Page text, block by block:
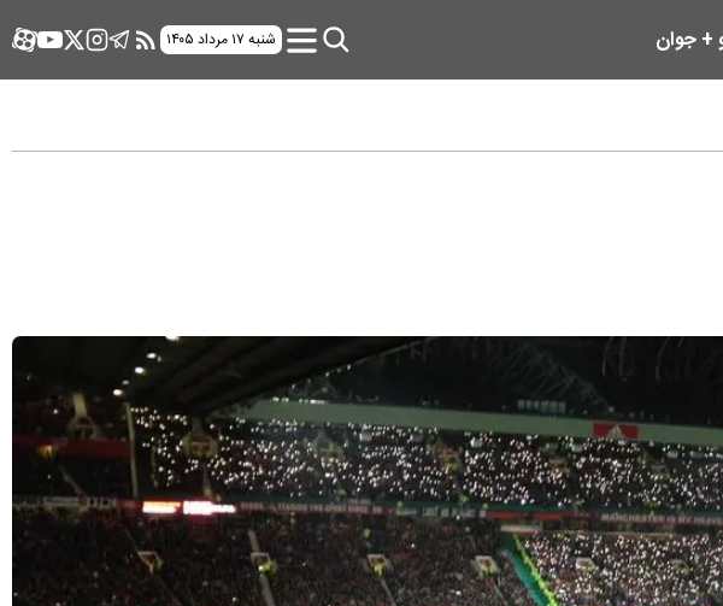
+ جوان شنبه ۱۷ مرداد ۱۴۰۵